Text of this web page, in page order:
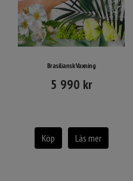
Brasiliansk Vaxning
5 990 kr
Köp Läs mer